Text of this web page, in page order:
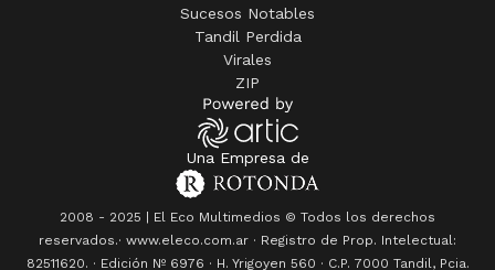
Sucesos Notables
Tandil Perdida
Virales
ZIP
Una Empresa de
2008 - 2025 | El Eco Multimedios © Todos los derechos
reservados.· www.eleco.com.ar · Registro de Prop. Intelectual:
82511620. · Edición Nº 6976 · H. Yrigoyen 560 · C.P. 7000 Tandil, Pcia.